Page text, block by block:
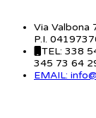
Via Valbona
P.I.
TEL: 338
345 73 64
EMAIL: